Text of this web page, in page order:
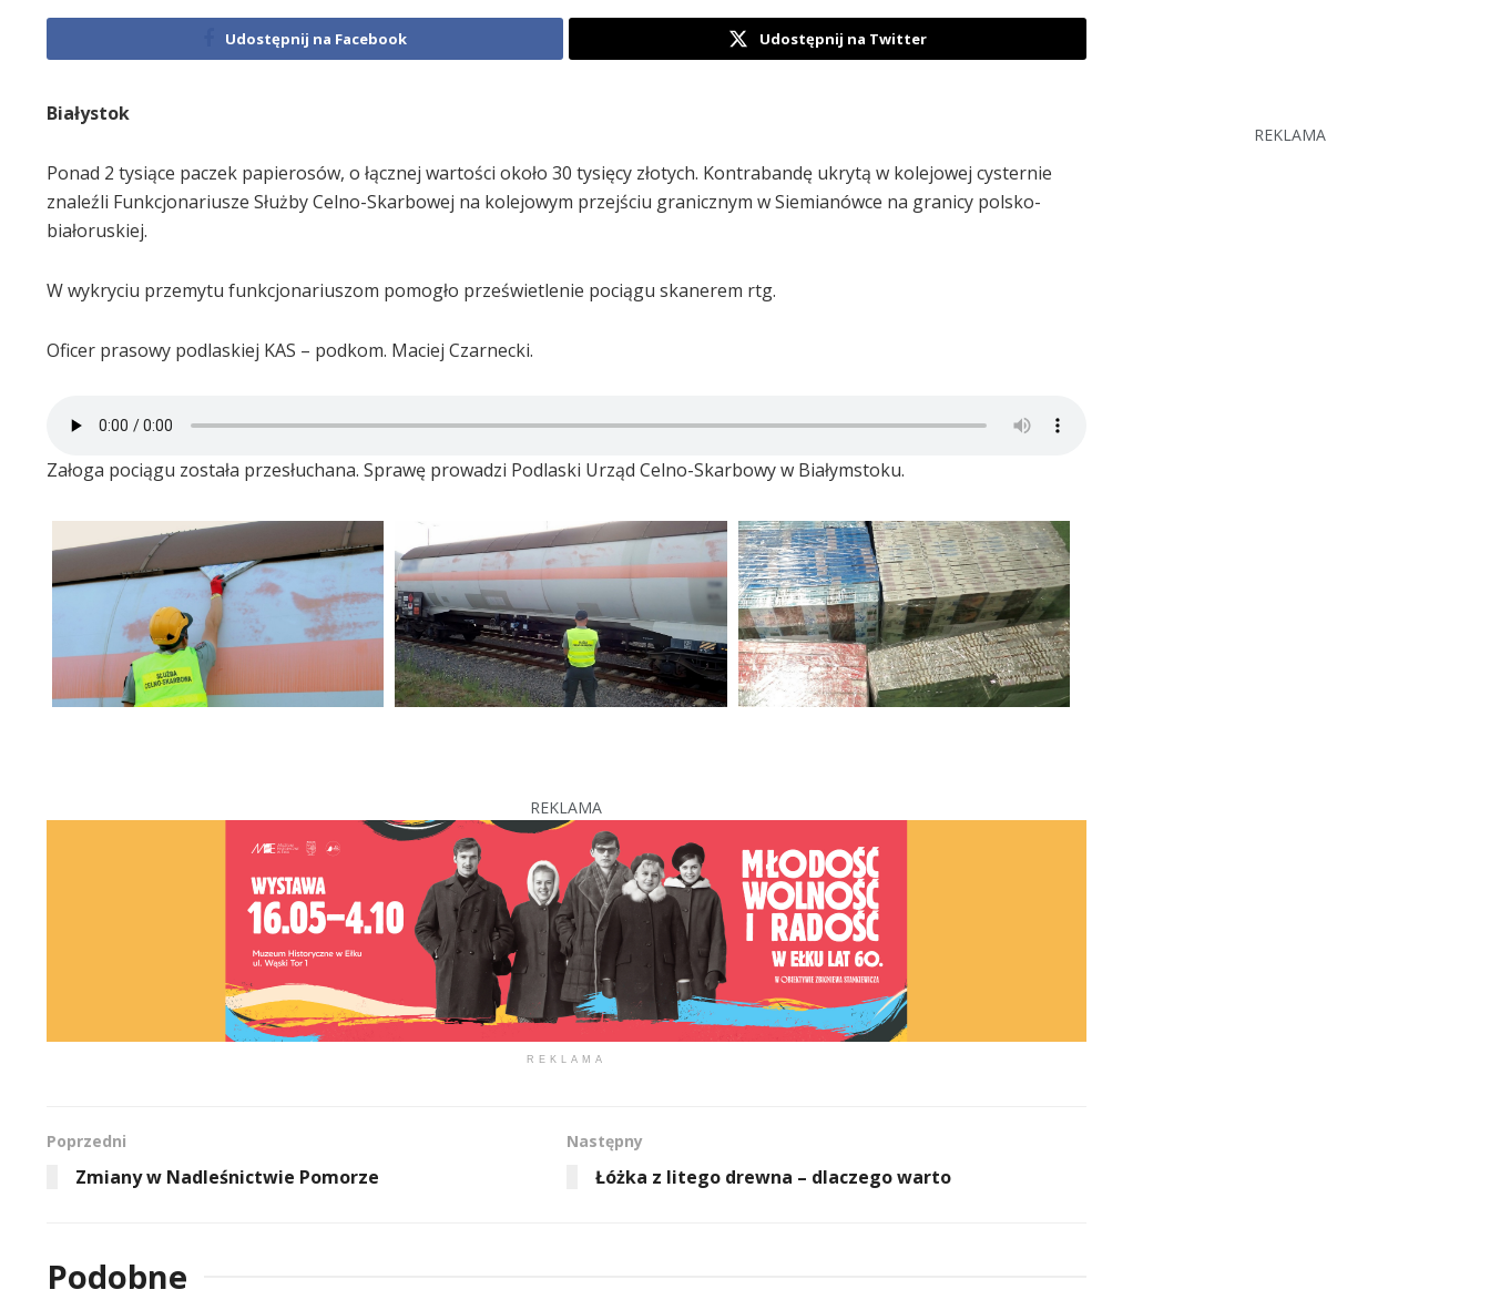
Udostępnij na Facebook Udostępnij na Twitter
Białystok
Ponad 2 tysiące paczek papierosów, o łącznej wartości około 30 tysięcy złotych. Kontrabandę ukrytą w kolejowej cysternie
znaleźli Funkcjonariusze Służby Celno-Skarbowej na kolejowym przejściu granicznym w Siemianówce na granicy polsko-
białoruskiej.
W wykryciu przemytu funkcjonariuszom pomogło prześwietlenie pociągu skanerem rtg.
Oficer prasowy podlaskiej KAS – podkom. Maciej Czarnecki.
Załoga pociągu została przesłuchana. Sprawę prowadzi Podlaski Urząd Celno-Skarbowy w Białymstoku.
REKLAMA
REKLAMA
Poprzedni
Zmiany w Nadleśnictwie Pomorze
Następny
Łóżka z litego drewna – dlaczego warto
Podobne
REKLAMA